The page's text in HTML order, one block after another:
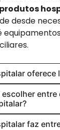
desde
oferece
entre
faz